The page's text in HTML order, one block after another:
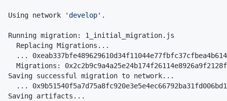
Using network 'develop' .
Running migration: 1_initial_migration.js
  Replacing Migrations...
...
Migrations:
Saving successful migration to network...
...
Saving artifacts...